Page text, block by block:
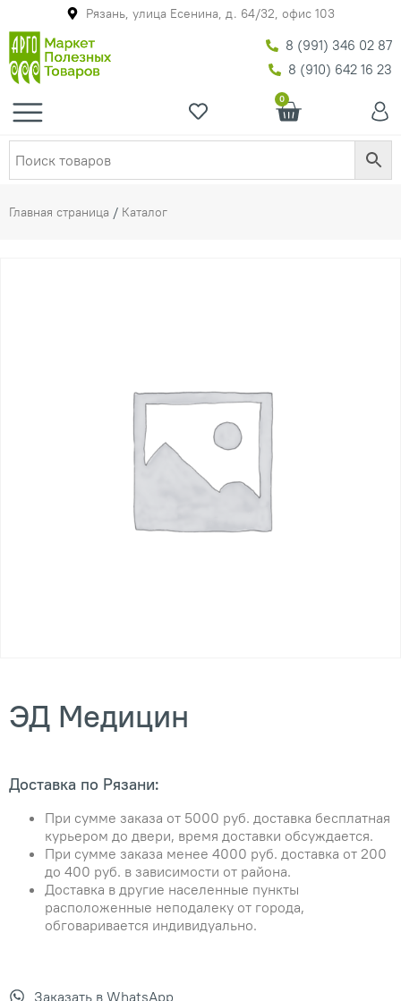
Рязань, улица Есенина, д. 64/32, офис 103
8 (991) 346 02 87
8 (910) 642 16 23
0
Главная страница / Каталог
ЭД Медицин
Доставка по Рязани:
При сумме заказа от 5000 руб. доставка бесплатная
курьером до двери, время доставки обсуждается.
При сумме заказа менее 4000 руб. доставка от 200
до 400 руб. в зависимости от района.
Доставка в другие населенные пункты
расположенные неподалеку от города,
обговаривается индивидуально.
Заказать в WhatsApp